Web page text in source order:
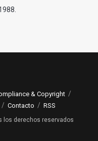
& Copyright
Contacto RSS
los derechos reservados